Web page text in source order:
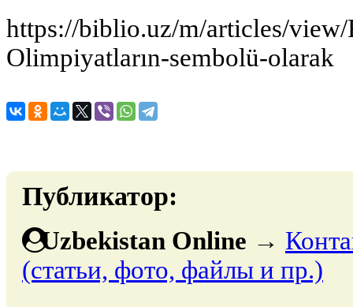
https://biblio.uz/m/articles/view/
Olimpiyatların-sembolü-olarak
Публикатор:
Uzbekistan Online →
(статьи, фото, файлы и пр.)